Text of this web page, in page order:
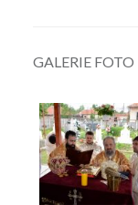
GALERIE FOTO